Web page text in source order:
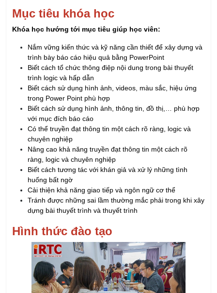
Khóa học hướng tới mục tiêu giúp học viên:
Nắm vững kiến thức và kỹ năng cần thiết để xây dựng và
Biết cách tổ chức thông điệp nội dung trong bài thuyết
trình logic và hấp dẫn
Biết cách sử dụng hình ảnh, videos, màu sắc, hiệu ứng
trong Power Point phù hợp
Biết cách sử dụng hình ảnh, thông tin, đồ thị,… phù hợp
với mục đích báo cáo
Có thể truyền đạt thông tin một cách rõ ràng, logic và
chuyên nghiệp
Nâng cao khả năng truyền đạt thông tin một cách rõ
ràng, logic và chuyên nghiệp
Biết cách tương tác với khán giả và xử lý những tình
huống bất ngờ
Cải thiện khả năng giao tiếp và ngôn ngữ cơ thể
Tránh được những sai lầm thường mắc phải trong khi xây
dựng bài thuyết trình và thuyết trình
Hình thức đào tạo